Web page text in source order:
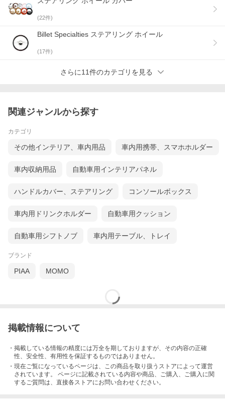
(22件)
Billet Specialties ステアリング ホイール
(17件)
さらに11件のカテゴリを見る
関連ジャンルから探す
カテゴリ
その他インテリア、車内用品 車内用携帯、スマホホルダー
車内収納用品 自動車用インテリアパネル
ハンドルカバー、ステアリング コンソールボックス
車内用ドリンクホルダー 自動車用クッション
自動車用シフトノブ 車内用テーブル、トレイ
ブランド
PIAA MOMO
掲載情報について
・掲載している情報の精度には万全を期しておりますが、その内容の正確
性、安全性、有用性を保証するものではありません。
・現在ご覧になっているページは、この商品を取り扱うストアによって運営
されています。 ページに記載されている内容や商品、ご購入 、ご購入に関
するご質問は、直接各ストアにお問い合わせください。